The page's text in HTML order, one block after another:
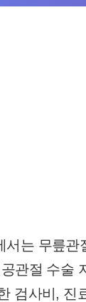
서는 무릎
관절 수술
검사비, 진